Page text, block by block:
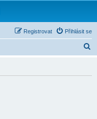
Přihlásit se
Registrovat